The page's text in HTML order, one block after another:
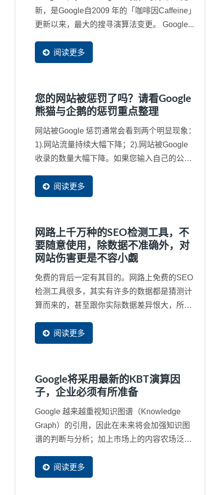
新，是Google自2009 年的「咖啡因Caffeine」
更新以来，最大的搜寻演算法变更。 Google...
阅读更多
您的网站被惩罚了吗？请看Google
熊猫与企鹅的惩罚重点整理
网站被Google 惩罚通常会看到两个明显现象：
1).网站流量持续大幅下降；2).网站被Google
收录的数量大幅下降。如果您输入自己的公司
被列入黑名单了，从此不会再被找到了，也就
是说将近有90%潜在买主不会再发现到您的企
阅读更多
网路上千万种的SEO检测工具，不
要随意使用，除数据不准确外，对
网站伤害更是不容小觑
免费的背后一定有其目的。网路上免费的SEO
检测工具很多，其实有许多的数据都是猜测计
算而来的，甚至跟你实际数据差异恨大，所以
去吸引您去免费使用，甚在您根本没有看完同
意书就打勾送出，往往受害的都是企业自己的
的部分资料成为他们网站的一部分，将您辛苦
的经营的资料同意这些工具网站无穷尽的抓取
阅读更多
Google将采用最新的KBT演算因
子，企业必须有所准备
Google 越来越重视知识图谱（Knowledge
Graph）的引用，因此在未来将会加强知识图
谱的判断与分析；加上市场上的内容农场泛
是抄袭来源，再再干扰了搜寻结果，因此
Google...
阅读更多